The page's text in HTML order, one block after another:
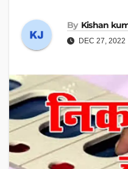
By Kishan
DEC 27, 2022